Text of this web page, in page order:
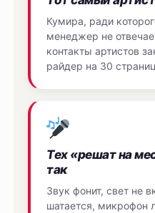
Кумира, ради
менеджер не
контакты артистов
райдер на 30
Тех «решат на
так
Звук фонит, свет не
шатается, микрофон